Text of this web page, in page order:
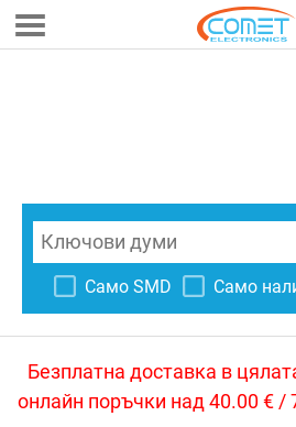
Само SMD Само
Безплатна доставка в
онлайн поръчки над 40.00 €